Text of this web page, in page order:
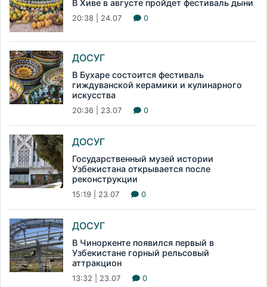
В Хиве в августе пройдет фестиваль дыни
20:38 | 24.07 0
ДОСУГ
В Бухаре состоится фестиваль
гиждуванской керамики и кулинарного
искусства
20:36 | 23.07 0
ДОСУГ
Государственный музей истории
Узбекистана открывается после
реконструкции
15:19 | 23.07 0
ДОСУГ
В Чиноркенте появился первый в
Узбекистане горный рельсовый
аттракцион
13:32 | 23.07 0